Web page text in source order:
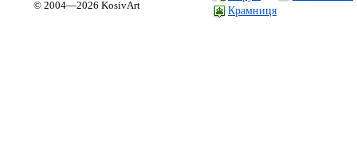
© 2004—2026 KosivArt
Крамниця